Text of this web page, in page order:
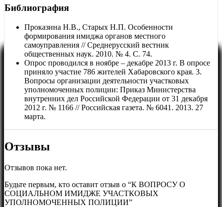
Библиография
Проказина Н.В., Старых Н.П. Особенности
формирования имиджа органов местного
самоуправления // Среднерусский вестник
общественных наук. 2010. № 4. С. 74.
Опрос проводился в ноябре – декабре 2013 г. В опросе
приняло участие 786 жителей Хабаровского края. 3.
Вопросы организации деятельности участковых
уполномоченных полиции: Приказ Министерства
внутренних дел Российской Федерации от 31 декабря
2012 г. № 1166 // Российская газета. № 6041. 2013. 27
марта.
Отзывы
Отзывов пока нет.
Будьте первым, кто оставит отзыв о “К ВОПРОСУ О
СОЦИАЛЬНОМ ИМИДЖЕ УЧАСТКОВЫХ
УПОЛНОМОЧЕННЫХ ПОЛИЦИИ”